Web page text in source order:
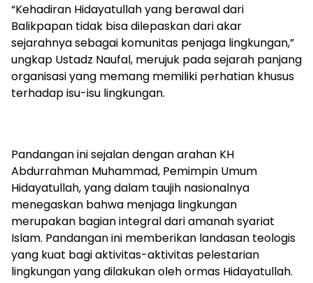
“Kehadiran Hidayatullah yang berawal dari
Balikpapan tidak bisa dilepaskan dari akar
sejarahnya sebagai komunitas penjaga lingkungan,”
ungkap Ustadz Naufal, merujuk pada sejarah panjang
organisasi yang memang memiliki perhatian khusus
terhadap isu-isu lingkungan.
Pandangan ini sejalan dengan arahan KH
Abdurrahman Muhammad, Pemimpin Umum
Hidayatullah, yang dalam taujih nasionalnya
menegaskan bahwa menjaga lingkungan
merupakan bagian integral dari amanah syariat
Islam. Pandangan ini memberikan landasan teologis
yang kuat bagi aktivitas-aktivitas pelestarian
lingkungan yang dilakukan oleh ormas Hidayatullah.